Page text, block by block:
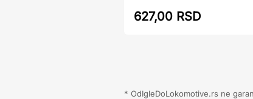
627,00 RSD
* OdIgleDoLokomotive.rs ne